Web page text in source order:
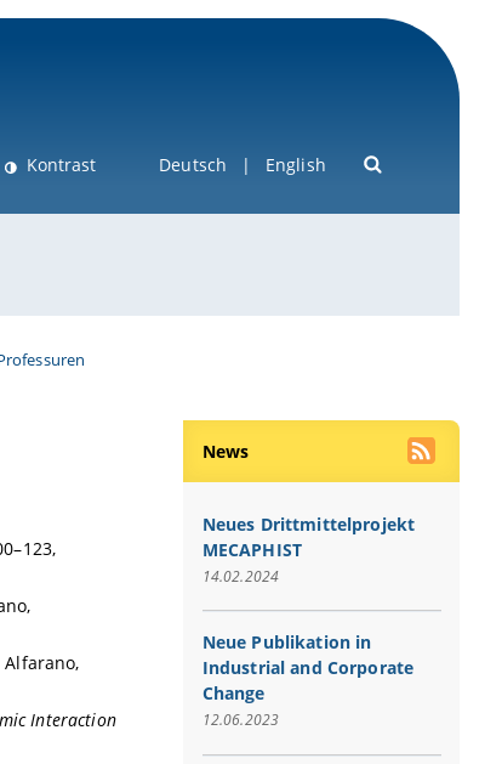
Kontrast Deutsch English
Interaction
News
Neues Drittmittelprojekt
MECAPHIST
14.02.2024
Neue Publikation in
Industrial and Corporate
Change
12.06.2023